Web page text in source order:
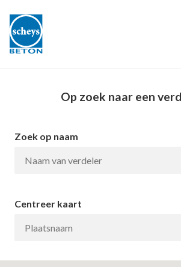
Op zoek naar een
Zoek op naam
Centreer kaart